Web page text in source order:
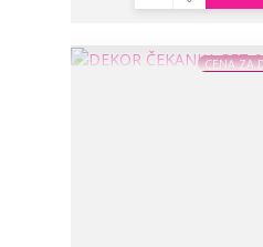
CENA ZA